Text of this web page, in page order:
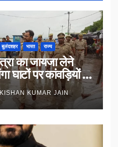
बुलंदशहर भारत राज्य
का जायजा लेने
घाटों पर कांवड़ियों से
KISHAN KUMAR JAIN